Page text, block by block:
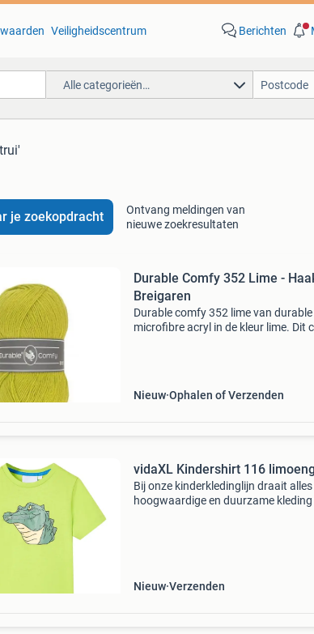
Veiligheidscentrum Berichten
Alle categorieën…
je zoekopdracht
Ontvang meldingen van
nieuwe zoekresultaten
Durable Comfy 352 Lime -
Breigaren
Durable comfy 352 lime van durable
microfibre acryl in de kleur lime. Dit
Nieuw Ophalen of Verzenden
vidaXL Kindershirt 116
Bij onze kinderkledinglijn draait
hoogwaardige en duurzame
Nieuw Verzenden